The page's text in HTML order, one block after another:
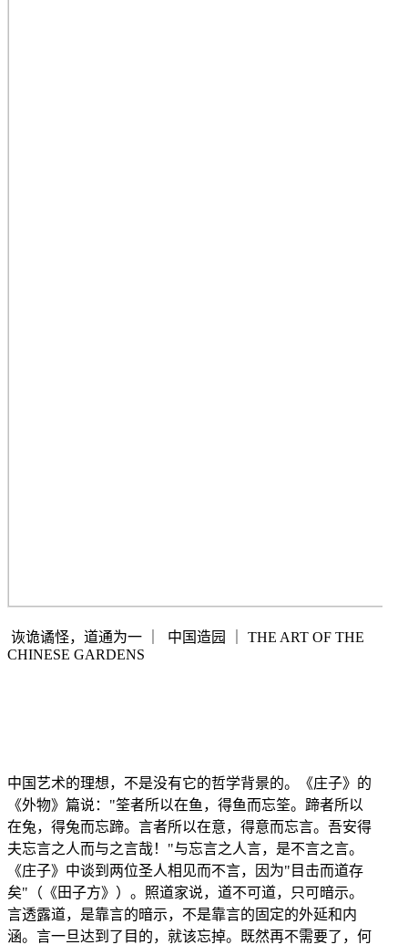
诙诡谲怪，道通为一 中国造园
THE ART OF THE
CHINESE GARDENS
中国艺术的理想，不是没有它的哲学背景的。《庄子》的
《外物》篇说： "筌者所以在鱼，得鱼而忘筌。蹄者所以
在兔，得兔而忘蹄。言者所以在意，得意而忘言。吾安得
夫忘言之人而与之言哉！"与忘言之人言，是不言之言。
《庄子》中谈到两位圣人相见而不言，因为"目击而道存
矣"（《田子方》）。照道家说，道不可道，只可暗示。
言透露道，是靠言的暗示，不是靠言的固定的外延和内
涵。言一旦达到了目的，就该忘掉。既然再不需要了，何